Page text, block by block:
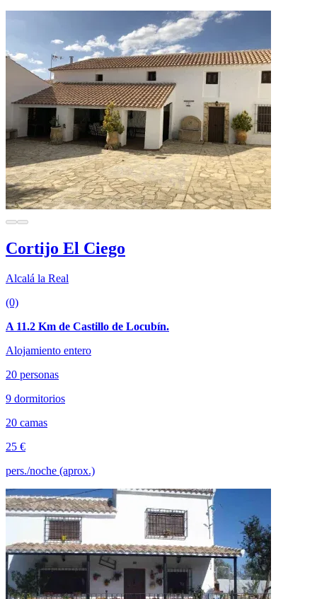
Cortijo El Ciego
Alcalá la Real
(0)
A 11.2 Km de Castillo de Locubín.
Alojamiento entero
20 personas
9 dormitorios
20 camas
25 €
pers./noche (aprox.)